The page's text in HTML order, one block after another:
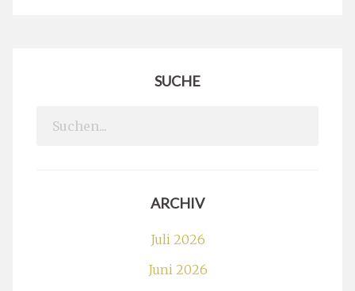
SUCHE
Search
ARCHIV
Juli 2026
Juni 2026